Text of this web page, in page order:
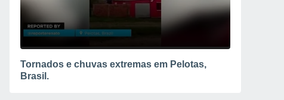
Tornados e chuvas extremas em Pelotas,
Brasil.